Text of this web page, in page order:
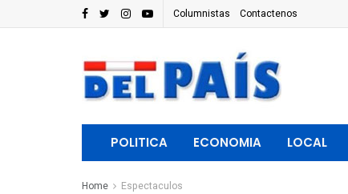
Columnistas Contactenos
POLITICA ECONOMIA LOCAL
Home Espectaculos